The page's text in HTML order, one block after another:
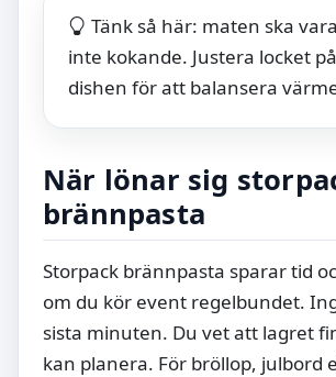
Tänk så här: maten ska
inte kokande. Justera locket
dishen för att balansera
När lönar sig
brännpasta
Storpack brännpasta sparar tid
om du kör event regelbundet.
sista minuten. Du vet att lagret
kan planera. För bröllop, julbord